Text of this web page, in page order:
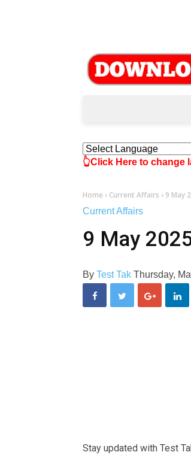
👆Click Here to change
Home › Current Affairs › 9 May
Current Affairs
9 May
By Test Tak Thursday,
Stay updated with Test